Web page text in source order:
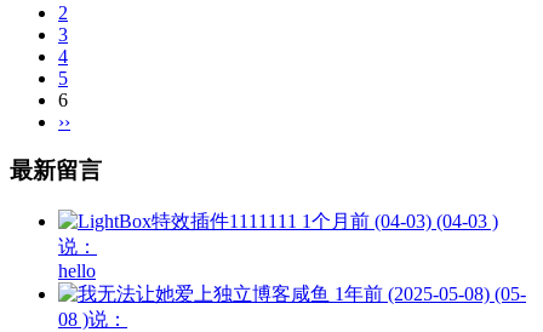
2
3
4
5
6
››
最新留言
1111111 1个月前 (04-03) (04-03 )
说：
hello
咸鱼 1年前 (2025-05-08) (05-
08 )说：